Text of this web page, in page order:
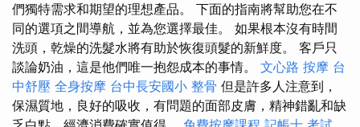
們獨特需求和期望的理想產品。 下面的指南將幫助您在不
同的選項之間導航，並為您選擇最佳。 如果根本沒有時間
洗頭，乾燥的洗髮水將有助於恢復頭髮的新鮮度。 客戶只
談論奶油，這是他們唯一抱怨成本的事情。 文心路 按摩 台
中舒壓 全身按摩 台中長安國小 整骨 但是許多人注意到，
保濕質地，良好的吸收，有問題的面部皮膚，精神錯亂和缺